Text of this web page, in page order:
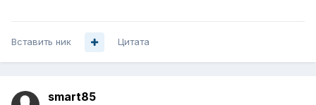
Вставить ник Цитата
smart85